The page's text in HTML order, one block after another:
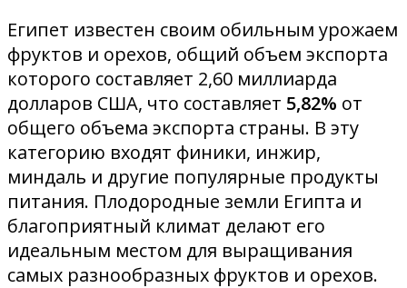
Египет известен своим обильным урожаем
фруктов и орехов, общий объем экспорта
которого составляет 2,60 миллиарда
долларов США, что составляет 5,82% от
общего объема экспорта страны. В эту
категорию входят финики, инжир,
миндаль и другие популярные продукты
питания. Плодородные земли Египта и
благоприятный климат делают его
идеальным местом для выращивания
самых разнообразных фруктов и орехов.